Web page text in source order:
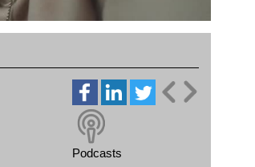
Podcasts